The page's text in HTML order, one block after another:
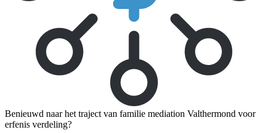
Benieuwd naar het traject van familie mediation Valthermond voor
erfenis verdeling?